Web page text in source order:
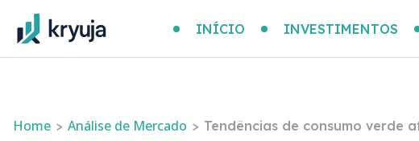
INÍCIO INVESTIMENTOS
Home > Análise de Mercado > Tendências de consumo verde